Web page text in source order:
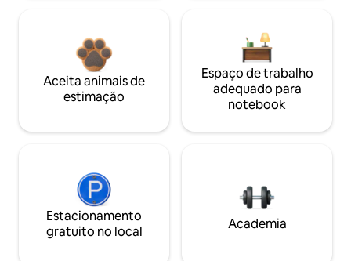
Aceita animais de
estimação
Espaço de trabalho
adequado para
notebook
Estacionamento
gratuito no local
Academia